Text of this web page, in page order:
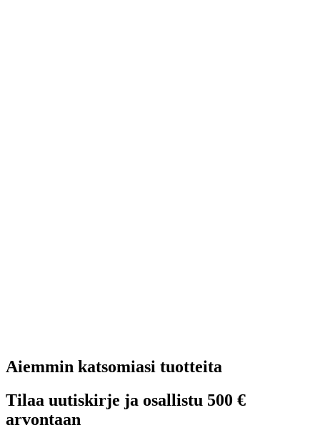
Aiemmin katsomiasi tuotteita
Tilaa uutiskirje ja osallistu 500 €
arvontaan